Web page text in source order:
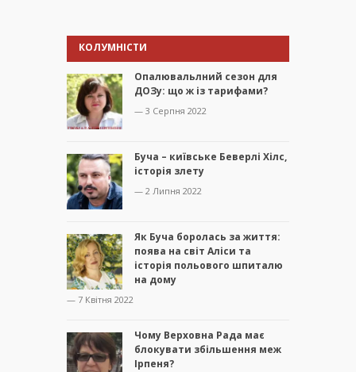
КОЛУМНІСТИ
Опалювальлний сезон для
ДОЗу: що ж із тарифами?
— 3 Серпня 2022
Буча – київське Беверлі Хілс,
історія злету
— 2 Липня 2022
Як Буча боролась за життя:
поява на світ Аліси та
історія польового шпиталю
на дому
— 7 Квітня 2022
Чому Верховна Рада має
блокувати збільшення меж
Ірпеня?